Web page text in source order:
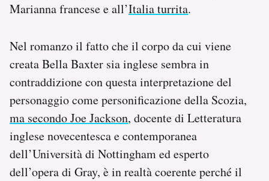
Marianna francese e all’Italia turrita.
Nel romanzo il fatto che il corpo da cui viene
creata Bella Baxter sia inglese sembra in
contraddizione con questa interpretazione del
personaggio come personificazione della Scozia,
ma secondo Joe Jackson, docente di Letteratura
inglese novecentesca e contemporanea
dell’Università di Nottingham ed esperto
dell’opera di Gray, è in realtà coerente perché il